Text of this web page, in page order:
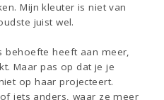
Mijn kleuter is niet van
juist wel.
behoefte heeft aan meer,
Maar pas op dat je je
op haar projecteert.
iets anders, waar ze meer